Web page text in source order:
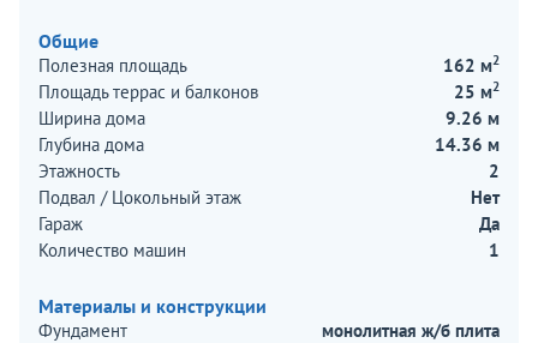
Общие
Полезная площадь 162 м2
Площадь террас и балконов 25 м2
Ширина дома
9.26 м
Глубина дома
14.36 м
Этажность
2
Подвал / Цокольный этаж
Нет
Гараж
Да
Количество машин
1
Материалы и конструкции
Фундамент
монолитная ж/б плита